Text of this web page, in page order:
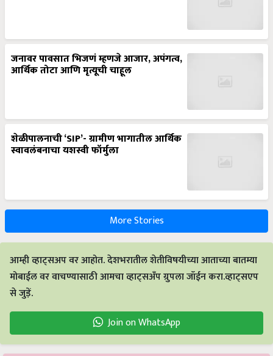
जनावर पावसात भिजणं म्हणजे आजार, अपंगत्व,
आर्थिक तोटा आणि मृत्यूची चाहूल
शेळीपालनाची ‘SIP’- ग्रामीण भागातील आर्थिक
स्वावलंबनाचा यशस्वी फॉर्मुला
More Stories
आम्ही व्हाट्सअप वर आहोत. देशभरातील शेतीविषयीच्या आताच्या बातम्या
मोबाईल वर वाचण्यासाठी आमचा व्हाट्सअँप ग्रुपला जॉईन करा.व्हाट्सएप
से जुड़ें.
Join on WhatsApp